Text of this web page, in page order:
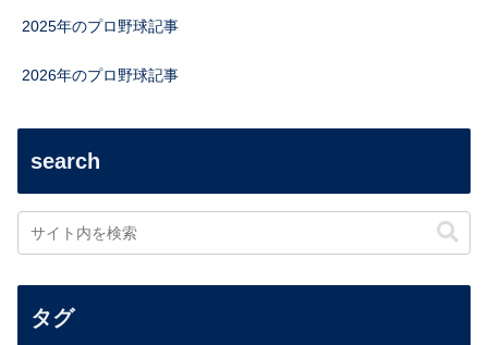
2025年のプロ野球記事
2026年のプロ野球記事
search
タグ